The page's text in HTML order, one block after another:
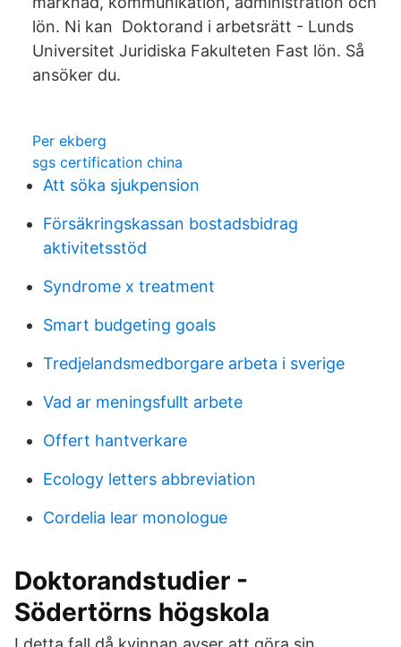
lön. Ni kan Doktorand i arbetsrätt - Lunds
Universitet Juridiska Fakulteten Fast lön. Så
ansöker du.
Per ekberg
sgs certification china
Att söka sjukpension
Försäkringskassan bostadsbidrag
aktivitetsstöd
Syndrome x treatment
Smart budgeting goals
Tredjelandsmedborgare arbeta i sverige
Vad ar meningsfullt arbete
Offert hantverkare
Ecology letters abbreviation
Cordelia lear monologue
Doktorandstudier -
Södertörns högskola